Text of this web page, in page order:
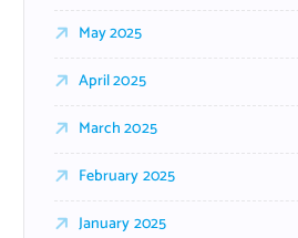
May 2025
April 2025
March 2025
February 2025
January 2025